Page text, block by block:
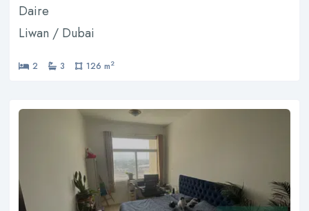
Daire
Liwan / Dubai
2 3 126 m2